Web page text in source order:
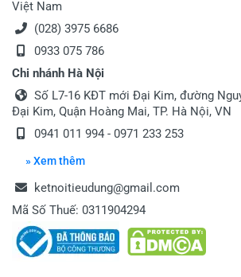
Việt Nam
(028) 3975 6686
0933 075 786
Chi nhánh Hà Nội
Số L7-16 KĐT mới Đại Kim, đường
Đại Kim, Quận Hoàng Mai, TP. Hà Nội, VN
0941 011 994 - 0971 233 253
» Xem thêm
ketnoitieudung@gmail.com
Mã Số Thuế: 0311904294